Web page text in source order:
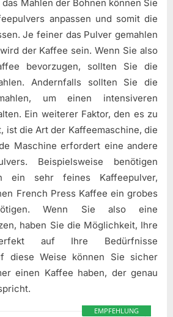
Mahlen der Bohnen können Sie
anpassen und somit die
Je feiner das Pulver gemahlen
der Kaffee sein. Wenn Sie also
bevorzugen, sollten Sie die
Andernfalls sollten Sie die
um einen intensiveren
Ein weiterer Faktor, den es zu
ist die Art der Kaffeemaschine, die
Maschine erfordert eine andere
Beispielsweise benötigen
ein sehr feines Kaffeepulver,
French Press Kaffee ein grobes
Wenn Sie also eine
haben Sie die Möglichkeit, Ihre
auf Ihre Bedürfnisse
diese Weise können Sie sicher
einen Kaffee haben, der genau
EMPFEHLUNG